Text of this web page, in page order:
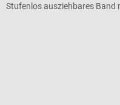
Stufenlos ausziehbares Band